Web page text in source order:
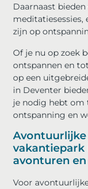
Daarnaast
zijn op
Of je nu op zoek
ontspannen en
op een
in Deventer
je nodig hebt om
ontspanning en
vakantiepark
avonturen
Voor